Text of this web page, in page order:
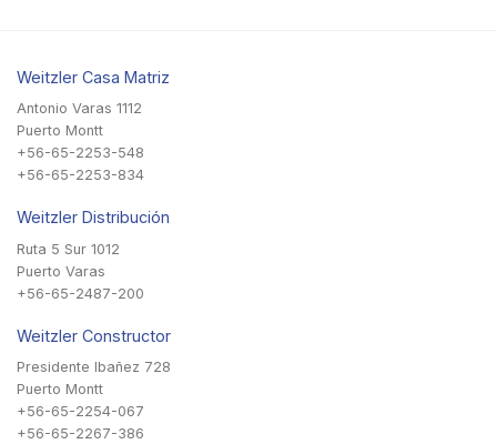
Weitzler Casa Matriz
Antonio Varas 1112
Puerto Montt
+56-65-2253-548
+56-65-2253-834
Weitzler Distribución
Ruta 5 Sur 1012
Puerto Varas
+56-65-2487-200
Weitzler Constructor
Presidente Ibañez 728
Puerto Montt
+56-65-2254-067
+56-65-2267-386